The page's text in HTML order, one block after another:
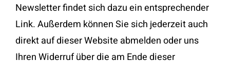
Newsletter findet sich dazu ein entsprechender
Link. Außerdem können Sie sich jederzeit auch
direkt auf dieser Website abmelden oder uns
Ihren Widerruf über die am Ende dieser